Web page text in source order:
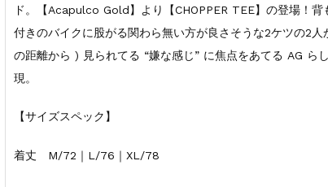
ド。【Acapulco Gold】より【CHOPPER TEE】の登場！
付きのバイクに股がる関わら無い方が良さそうな2ケツの2
の距離から ) 見られてる “嫌な感じ” に焦点をあてる AG ら
現。
【サイズスペック】
着丈 M/72｜L/76｜XL/78